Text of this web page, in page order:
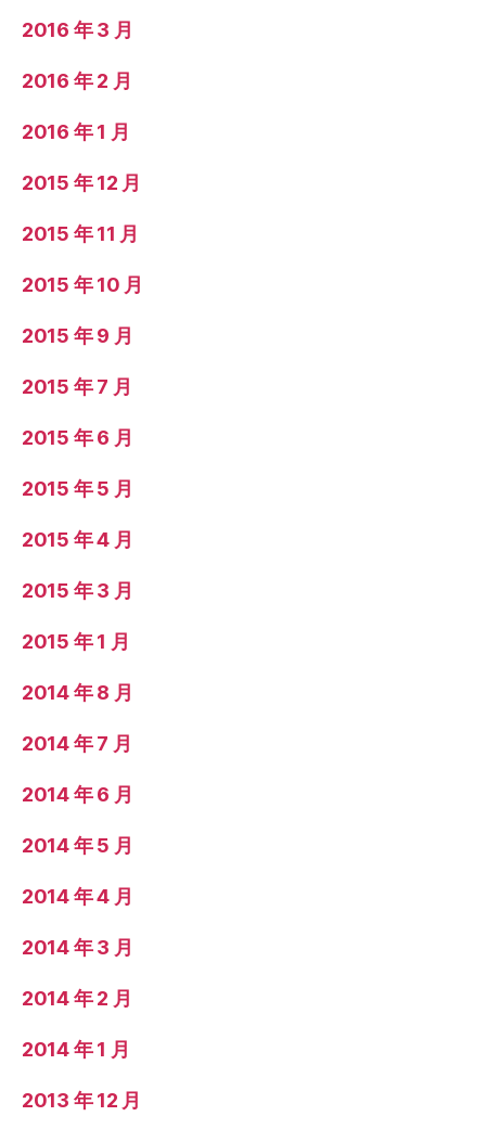
2016 年 3 月
2016 年 2 月
2016 年 1 月
2015 年 12 月
2015 年 11 月
2015 年 10 月
2015 年 9 月
2015 年 7 月
2015 年 6 月
2015 年 5 月
2015 年 4 月
2015 年 3 月
2015 年 1 月
2014 年 8 月
2014 年 7 月
2014 年 6 月
2014 年 5 月
2014 年 4 月
2014 年 3 月
2014 年 2 月
2014 年 1 月
2013 年 12 月